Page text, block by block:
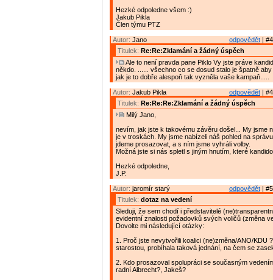
Hezké odpoledne všem :)
Jakub Pikla
Člen týmu PTZ
odpovědět |
Autor: Jano
Titulek: Re:Re:Zklamání a žádný úspěch
Ale to není pravda pane Piklo Vy jste práve
někdo. ...... všechno co se dosud stalo je špatně
jak je to dobře alespoň tak vyzněla vaše kampaň.....
odpovědět |
Autor: Jakub Pikla
Titulek: Re:Re:Re:Zklamání a žádný úspěch
Milý Jano,
nevím, jak jste k takovému závěru došel... My jsme
je v troskách. My jsme nabízeli náš pohled na
jdeme prosazovat, a s ním jsme vyhráli volby.
Možná jste si nás spletl s jiným hnutím, které
Hezké odpoledne,
J.P.
odpovědět |
Autor: jaromír starý
Titulek: dotaz na vedení
Sleduji, že sem chodí i představitelé
evidentní znalosti požadovků svých voličů (změna
Dovolte mi následující otázky:
1. Proč jste nevytvořili koalici (ne)změna/ANO/KDU
starostou, probíhala taková jednání, na čem se
2. Kdo prosazoval spolupráci se současným
radní Albrecht?, Jakeš?